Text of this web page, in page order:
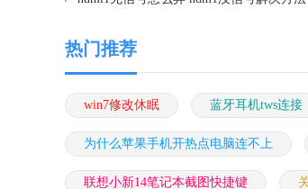
热门推荐
win7修改休眠 蓝牙耳机tws连接
为什么苹果手机开热点电脑连不上
联想小新14笔记本截图快捷键